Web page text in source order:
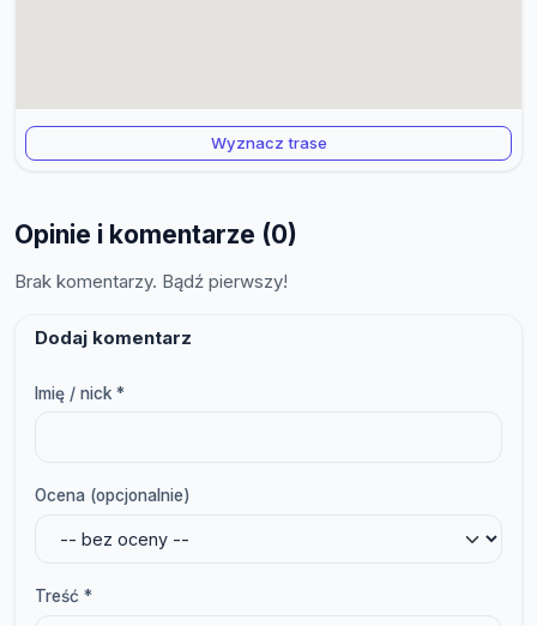
Wyznacz trase
Opinie i komentarze (0)
Brak komentarzy. Bądź pierwszy!
Dodaj komentarz
Imię / nick *
Ocena (opcjonalnie)
Treść *